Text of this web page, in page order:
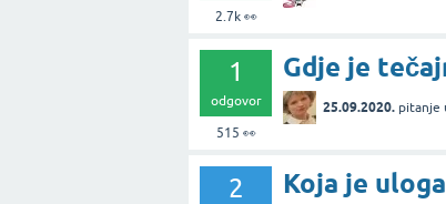
2.7k👀
1
odgovor
515 👀
Gdje je
25.09.2020. pitanje
2 Koja je